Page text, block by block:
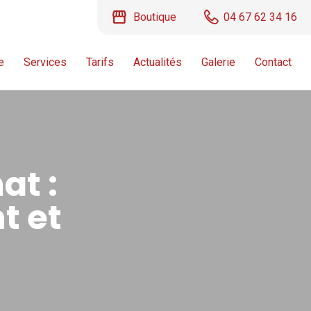
storefront Boutique 04 67 62 34 16
Services Tarifs Actualités Galerie Contact
:
et